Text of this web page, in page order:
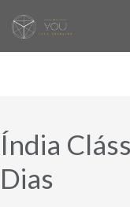
Índia
Dias